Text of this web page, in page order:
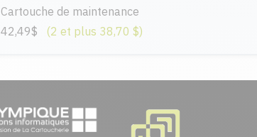
Cartouche de maintenance
42,49$
(2 et plus 38,70 $)